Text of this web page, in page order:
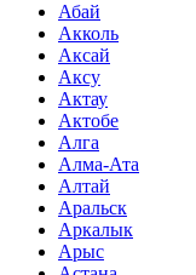
Абай
Акколь
Аксай
Аксу
Актау
Актобе
Алга
Алма-Ата
Алтай
Аральск
Аркалык
Арыс